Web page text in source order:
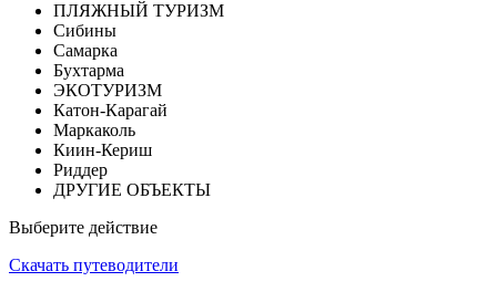
ПЛЯЖНЫЙ ТУРИЗМ
Сибины
Самарка
Бухтарма
ЭКОТУРИЗМ
Катон-Карагай
Маркаколь
Киин-Кериш
Риддер
ДРУГИЕ ОБЪЕКТЫ
Выберите действие
Скачать путеводители